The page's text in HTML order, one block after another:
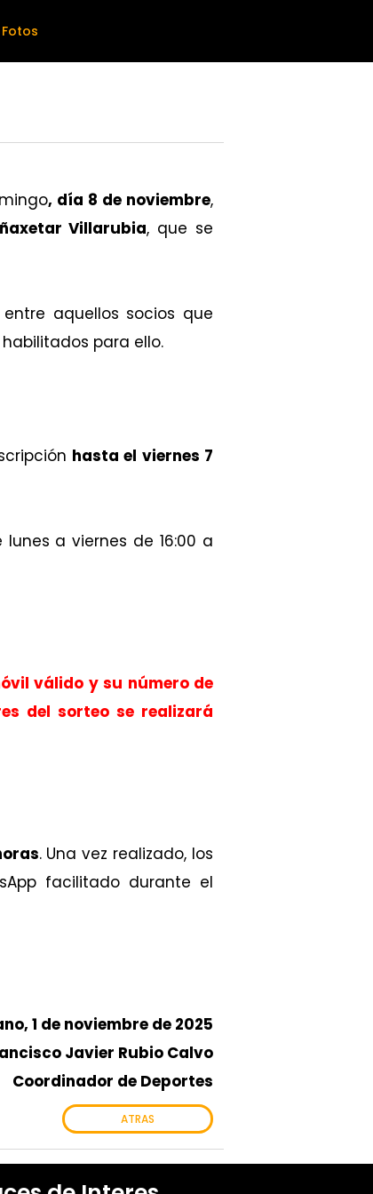
, día 8 de noviembre,
Villarubia, que se
entre aquellos socios que
para ello.
hasta el viernes 7
a viernes de 16:00 a
válido y su número de
del sorteo se realizará
. Una vez realizado, los
facilitado durante el
1 de noviembre de 2025
Javier Rubio Calvo
Coordinador de Deportes
ATRAS